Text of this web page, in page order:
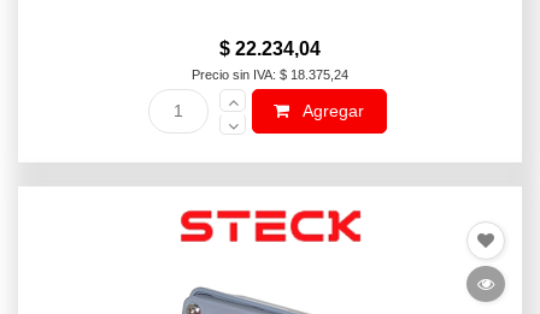
$ 22.234,04
Precio sin IVA: $ 18.375,24
Agregar